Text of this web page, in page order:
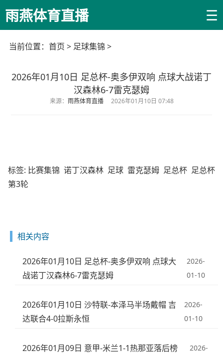
雨燕体育直播 ☰
当前位置： 首页 > 足球集锦 >
2026年01月10日 足总杯-奥多伊双响 点球大战诺丁
汉森林6-7雷克瑟姆
来源： 雨燕体育直播 2026年01月10日 07:48
标签: 比赛集锦 诺丁汉森林 足球 雷克瑟姆 足总杯 足总杯
第3轮
相关内容
2026年01月10日 足总杯-奥多伊双响 点球大
战诺丁汉森林6-7雷克瑟姆
2026-
01-10
2026年01月10日 沙特联-本泽马半场戴帽 吉
达联合4-0拉斯永恒
2026-
01-10
2026年01月09日 意甲-米兰1-1热那亚落后榜
2026-